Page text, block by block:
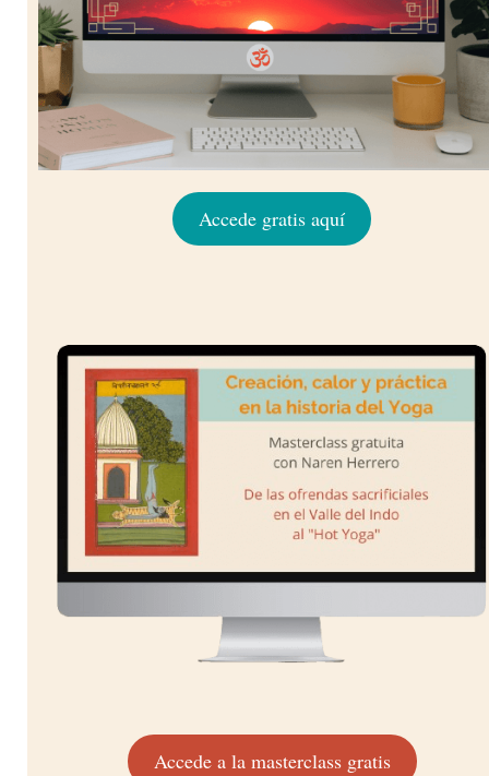
Accede gratis aquí
Accede a la masterclass gratis